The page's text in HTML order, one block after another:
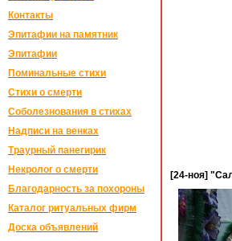
Контакты
Эпитафии на памятник
Эпитафии
Поминальные стихи
Стихи о смерти
Соболезнования в стихах
Надписи на венках
Траурный панегирик
Некролог о смерти
Благодарность за похороны
Каталог ритуальных фирм
Доска объявлений
[24-ноя]